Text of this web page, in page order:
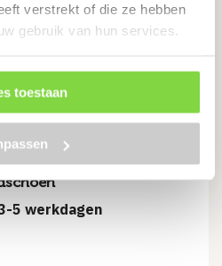
verstrekt of die ze hebben
gebruik van hun services.
toestaan
Nerfleren Driver
5 werkdagen